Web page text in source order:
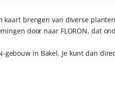
brengen van diverse
door naar FLORON, dat
gebouw in Bakel. Je kunt dan